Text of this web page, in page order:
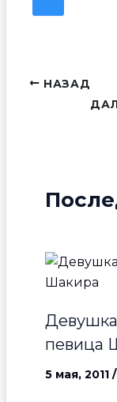
НАЗАД
певица
5 мая, 2011 /